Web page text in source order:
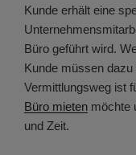
Kunde erhält eine
Büro geführt wird.
Kunde müssen
Vermittlungsweg ist
Büro mieten möchte
und Zeit.